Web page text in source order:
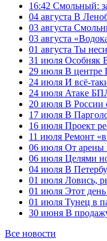
16:42 Смольный:
04 августа В
03 августа
03 августа
01 августа Ты
31 июля Особняк
29 июля В центре
24 июля И всё-
24 июля Атаке
20 июля В России
17 июля В
16 июля Проект
11 июля Ремонт
06 июля От арены
06 июля Целями
04 июля В
01 июля Ловись,
01 июля Этот
01 июля Тунец в
30 июня В
Все новости